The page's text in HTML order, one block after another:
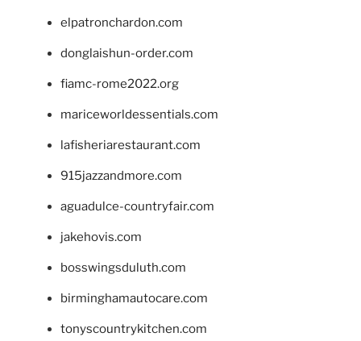
elpatronchardon.com
donglaishun-order.com
fiamc-rome2022.org
mariceworldessentials.com
lafisheriarestaurant.com
915jazzandmore.com
aguadulce-countryfair.com
jakehovis.com
bosswingsduluth.com
birminghamautocare.com
tonyscountrykitchen.com